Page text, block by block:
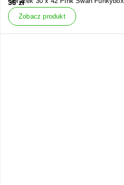
36zł
Zobacz produkt